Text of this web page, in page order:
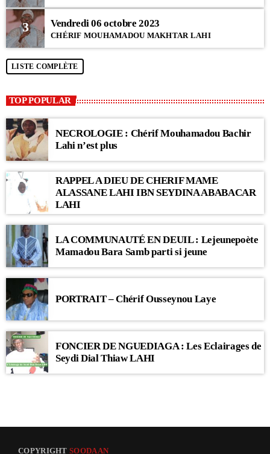
3 Vendredi 06 octobre 2023
CHÉRIF MOUHAMADOU MAKHTAR LAHI
LISTE COMPLÈTE
TOP POPULAR
NECROLOGIE : Chérif Mouhamadou Bachir
Lahi n’est plus
RAPPEL A DIEU DE CHERIF MAME
ALASSANE LAHI IBN SEYDINA ABABACAR
LAHI
LA COMMUNAUTÉ EN DEUIL : Lejeunepoète
Mamadou Bara Samb parti si jeune
PORTRAIT – Chérif Ousseynou Laye
FONCIER DE NGUEDIAGA : Les Eclairages de
Seydi Dial Thiaw LAHI
COPYRIGHTSOODAAN